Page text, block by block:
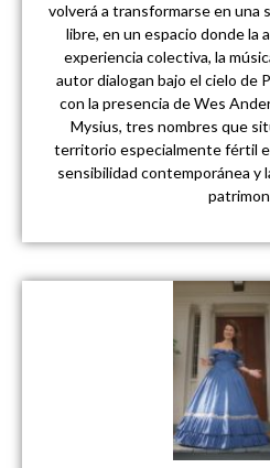
volverá a transformarse en una
libre, en un espacio donde la
experiencia colectiva, la
autor dialogan bajo el cielo de
con la presencia de Wes
Mysius, tres nombres que
territorio especialmente fértil
sensibilidad contemporánea y